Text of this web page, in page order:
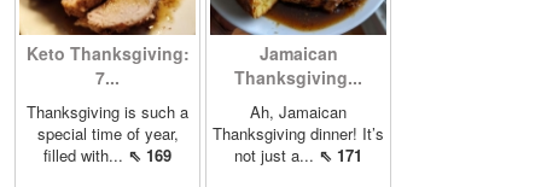
Keto Thanksgiving:
7...
Thanksgiving is such a
special time of year,
filled with... ⇖ 169
Jamaican
Thanksgiving...
Ah, Jamaican
Thanksgiving dinner! It’s
not just a... ⇖ 171